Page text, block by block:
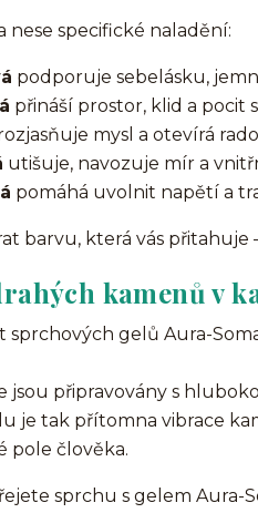
nese specifické naladění:
podporuje sebelásku,
přináší prostor, klid a pocit
mysl a otevírá
utišuje, navozuje mír a
pomáhá uvolnit napětí a
barvu, která vás
kamenů v
sprchových gelů Aura-
jsou připravovány s
je tak přítomna vibrace
pole člověka.
sprchu s gelem Aura-